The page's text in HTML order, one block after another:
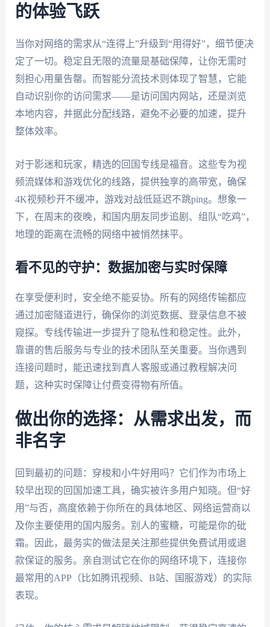
的体验飞跃
当你对网络的需求从“连得上”升级到“用得好”，细节便决
定了一切。稳定且无限的流量是基础保障，让你无需时
刻担心用量告罄。而智能分流技术则体现了智慧，它能
自动识别你的访问需求——是访问国内网站，还是浏览
本地内容，并据此分配线路，避免不必要的加速，提升
整体效率。
对于影迷和玩家，精选的回国专线是福音。这些专为视
频流媒体和游戏优化的线路，提供独享的高带宽，确保
4K视频秒开不缓冲，游戏对战低延迟不跳ping。想象一
下，在周末的夜晚，和国内朋友同步追剧、组队“吃鸡”，
地理的距离在流畅的网络中被悄然抹平。
看不见的守护：数据加密与实时保障
在享受便利时，安全绝不能妥协。所有的网络传输都应
通过加密隧道进行，确保你的浏览数据、登录信息不被
窥探。专线传输进一步提升了隐私性和稳定性。此外，
靠谱的售后服务与专业的技术团队至关重要。当你遇到
连接问题时，能迅速找到真人客服或通过教程解决问
题，这种实时保障让付费变得物有所值。
做出你的选择：从需求出发，而
非名字
回到最初的问题：穿梭和小牛好用吗？它们作为市场上
较早出现的回国加速工具，确实被许多用户知晓。但“好
用”与否，高度依赖于你所在的具体地区、网络运营商以
及你主要使用的国内服务。别人的蜜糖，可能是你的砒
霜。因此，最务实的做法是关注那些提供免费试用或退
款保证的服务。亲自测试它在你的网络环境下，连接你
最常用的APP（比如腾讯视频、B站、国服游戏）的实际
表现。